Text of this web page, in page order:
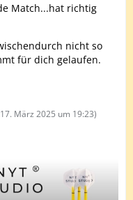
Match...hat richtig
nicht so
für dich gelaufen.
17. März 2025 um 19:23)